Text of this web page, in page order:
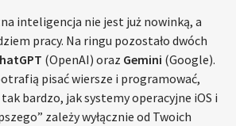
inteligencja nie jest już nowinką, a
pracy. Na ringu pozostało dwóch
(OpenAI) oraz Gemini (Google).
pisać wiersze i programować,
bardzo, jak systemy operacyjne iOS i
zależy wyłącznie od Twoich